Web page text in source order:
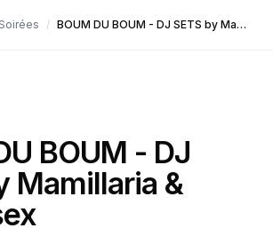
Soirées / BOUM DU BOUM - DJ SETS by Mamillaria & Crustasex
BOUM - DJ
Mamillaria &